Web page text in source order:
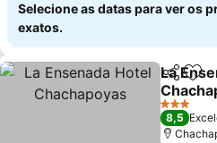
Selecione as datas para ver os
exatos.
Partilhar
La
Ver
3 Estrelas
8,5